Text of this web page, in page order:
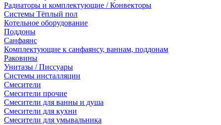
Радиаторы и комплектующие / Конвекторы
Системы Тёплый пол
Котельное оборудование
Поддоны
Санфаянс
Комплектующие к санфаянсу, ваннам, поддонам
Раковины
Унитазы / Писсуары
Системы инсталляции
Смесители
Смесители прочие
Смесители для ванны и душа
Смесители для кухни
Смесители для умывальника